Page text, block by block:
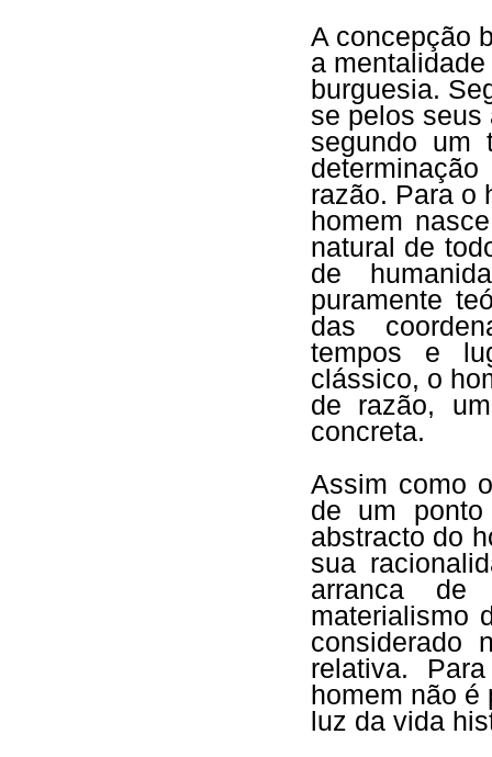
A concepção
a
burguesia.
se pelos
segundo um
razão. Para o
homem
natural de
de
puramente
das
tempos e
clássico, o
de razão,
concreta.
Assim como
de um
abstracto do
sua
arranca de
materialismo
considerado
relativa.
homem não é
luz da vida